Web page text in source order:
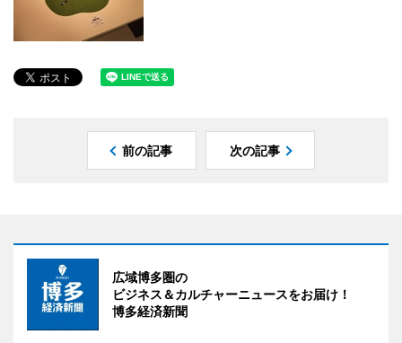
前の記事 次の記事
広域博多圏の
ビジネス＆カルチャーニュースをお届け！
博多経済新聞